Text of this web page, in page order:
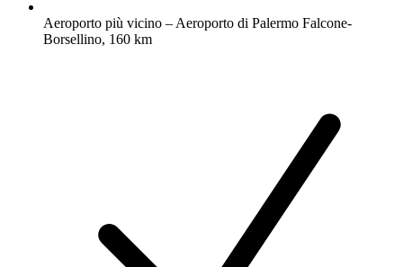
Aeroporto più vicino – Aeroporto di Palermo Falcone-
Borsellino, 160 km